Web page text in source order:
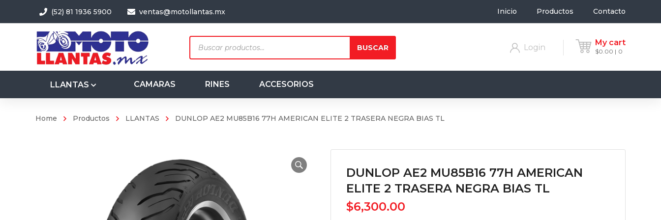
(52) 81 1936 5900 ventas@motollantas.mx Inicio Productos Contacto
search
BUSCAR
My cart
$0.00 0
Login
LLANTAS
3.50-8
CAMARAS RINES ACCESORIOS
Home Productos LLANTAS DUNLOP AE2 MU85B16 77H AMERICAN ELITE 2 TRASERA NEGRA BIAS TL
DUNLOP AE2 MU85B16 77H AMERICAN
ELITE 2 TRASERA NEGRA BIAS TL
$6,300.00